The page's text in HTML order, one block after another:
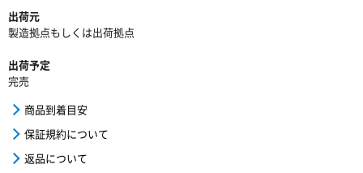
出荷元
製造拠点もしくは出荷拠点
出荷予定
完売
商品到着目安
保証規約について
返品について